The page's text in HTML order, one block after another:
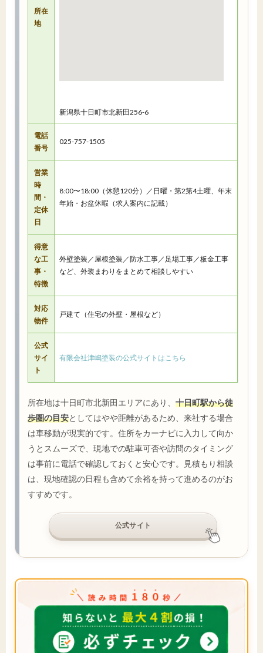
所在
地
新潟県十日町市北新田256-6
電話
番号
025-757-1505
営業
時
間・
定休
日
8:00〜18:00（休憩120分）／日曜・第2第4土曜、年末
年始・お盆休暇（求人案内に記載）
得意
な工
事・
特徴
外壁塗装／屋根塗装／防水工事／足場工事／板金工事
など、外装まわりをまとめて相談しやすい
対応
物件
戸建て（住宅の外壁・屋根など）
公式
サイ
ト
有限会社津嶋塗装の公式サイトはこちら
所在地は十日町市北新田エリアにあり、 十日町駅から徒
歩圏の目安としてはやや距離があるため、来社する場合
は車移動が現実的です。住所をカーナビに入力して向か
うとスムーズで、現地での駐車可否や訪問のタイミング
は事前に電話で確認しておくと安心です。見積もり相談
は、現地確認の日程も含めて余裕を持って進めるのがお
すすめです。
公式サイト